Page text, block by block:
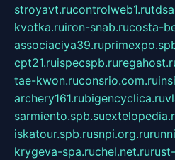
stroyavt.rucontrolweb1.ru
kvotka.ruiron-snab.rucosta-
associaciya39.ru
cpt21.ruispecspb.ru
tae-kwon.ruconsrio.com.ru
archery161.rubigencyclica.ru
sarmiento.spb.su
iskatour.spb.rusnpi.org.ru
krygeva-spa.ruchel.net.ru